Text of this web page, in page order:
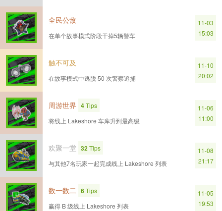
全民公敌
在单个故事模式阶段干掉5辆警车
11-03
15:03
触不可及
在故事模式中逃脱 50 次警察追捕
11-10
20:02
周游世界 4Tips
将线上 Lakeshore 车库升到最高级
11-06
11:00
欢聚一堂 32Tips
与其他7名玩家一起完成线上 Lakeshore 列表
11-08
21:17
数一数二 6Tips
赢得 B 级线上 Lakeshore 列表
11-05
19:53